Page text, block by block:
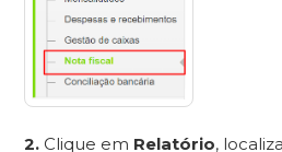
2. Clique em Relatório,